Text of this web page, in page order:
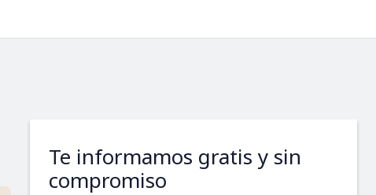
Te informamos gratis y sin
compromiso